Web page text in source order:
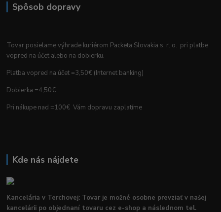
Spôsob dopravy
Tovar posielame výhrade kuriérom Packeta Slovakia s. r. o. pri platbe
vopred na účet alebo na dobierku.
Platba vopred na účet =3,50€ (Internet banking)
Dobierka =4,50€
Pri nákupe nad =100€ Vám dopravu zaplatíme
Kde nás nájdete
Kancelária v Terchovej: Tovar je možné osobne prevziať v našej
kancelárii po objednaní tovaru cez e-shop a následnom tel.